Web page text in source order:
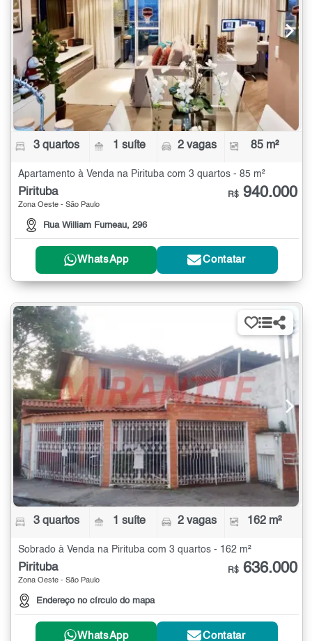
3 quartos 1 suíte 2 vagas 85 m²
Apartamento à Venda na Pirituba com 3 quartos - 85 m²
Pirituba
Zona Oeste - São Paulo
Rua William Furneau, 296
R$ 940.000
WhatsApp Contatar
3 quartos 1 suíte 2 vagas 162 m²
Sobrado à Venda na Pirituba com 3 quartos - 162 m²
Pirituba
Zona Oeste - São Paulo
Endereço no círculo do mapa
R$ 636.000
WhatsApp Contatar